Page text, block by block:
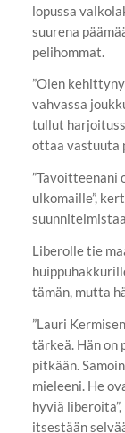
lopussa
suurena
pelihommat.
”Olen
vahvassa
tullut
ottaa vastuuta
”Tavoitteenani
ulkomaille”,
Liberolle tie
tämän, mutta
”Lauri
tärkeä. Hän on
pitkään.
mieleeni. He
hyviä
itsestään